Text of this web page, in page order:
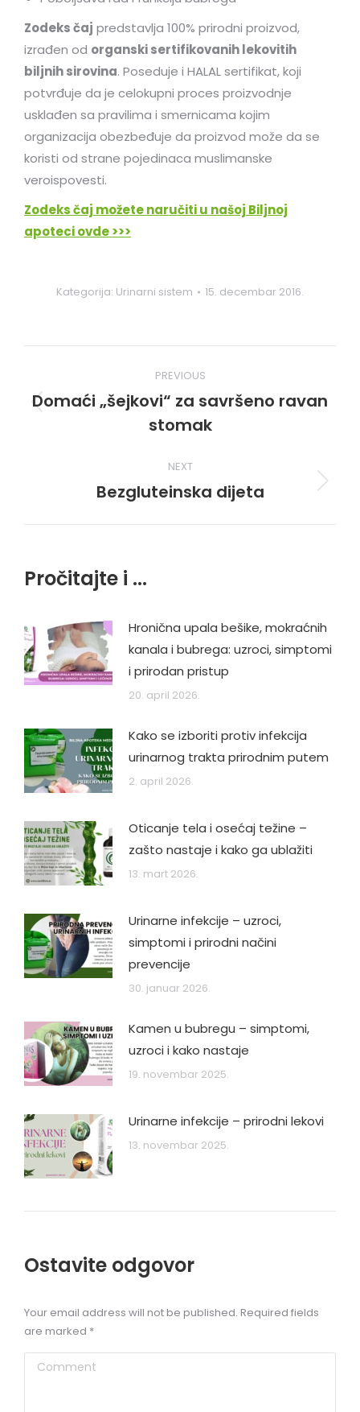
Zodeks čaj predstavlja 100% prirodni proizvod,
izrađen od organski sertifikovanih lekovitih
biljnih sirovina. Poseduje i HALAL sertifikat, koji
potvrđuje da je celokupni proces proizvodnje
usklađen sa pravilima i smernicama kojim
organizacija obezbeđuje da proizvod može da se
koristi od strane pojedinaca muslimanske
veroispovesti.
Zodeks čaj možete naručiti u našoj Biljnoj
apoteci ovde >>>
Kategorija: Urinarni sistem 15. decembar 2016.
navigation
PREVIOUS
Previous
post:
Domaći „šejkovi“ za savršeno ravan
stomak
NEXT
Next
Bezgluteinska dijeta
Pročitajte i ...
Hronična upala bešike, mokraćnih
kanala i bubrega: uzroci, simptomi
i prirodan pristup
20. april 2026.
Kako se izboriti protiv infekcija
urinarnog trakta prirodnim putem
2. april 2026.
Oticanje tela i osećaj težine –
zašto nastaje i kako ga ublažiti
13. mart 2026.
Urinarne infekcije – uzroci,
simptomi i prirodni načini
prevencije
30. januar 2026.
Kamen u bubregu – simptomi,
uzroci i kako nastaje
19. novembar 2025.
Urinarne infekcije – prirodni lekovi
13. novembar 2025.
Ostavite odgovor
Your email address will not be published. Required fields
are marked *
Comment